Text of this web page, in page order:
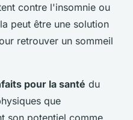
contre l'insomnie ou
peut être une solution
retrouver un sommeil
pour la santé du
que
son potentiel comme